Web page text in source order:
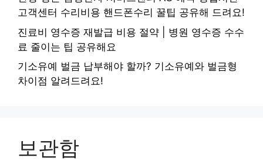
고객센터 수리비용 핸드폰수리 꿀팁 공유해 드려요!
진료비 영수증 재발급 비용 절약 | 병원 영수증 수수
료 줄이는 팁 공유해요
기소유예 벌금 납부해야 할까? 기소유예와 벌금형
차이점 알려드려요!
보관함